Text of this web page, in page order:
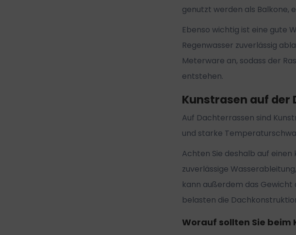
genutzt werden als Balkone,
Ebenso wichtig ist eine gute
Regenwasser zuverlässig
Meterware an, sodass der
entstehen.
Kunstrasen auf der
Auf Dachterrassen sind
und starke
Achten Sie deshalb auf
zuverlässige
kann außerdem das Gewicht
belasten die
Worauf sollten Sie beim